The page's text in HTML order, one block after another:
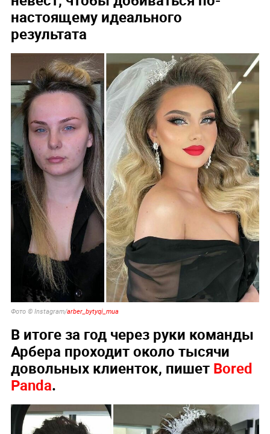
настоящему идеального
результата
Фото © Instagram/arber_bytyqi_mua
В итоге за год через руки команды
Арбера проходит около тысячи
довольных клиенток, пишет Bored
Panda.